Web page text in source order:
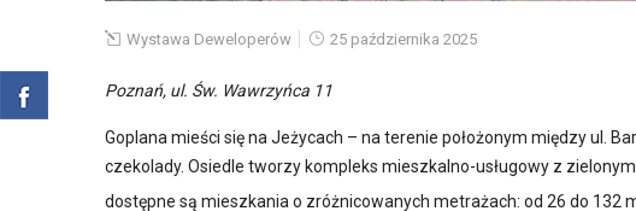
Wystawa Deweloperów 25 października 2025
Poznań, ul. Św. Wawrzyńca 11
Goplana mieści się na Jeżycach – na terenie położonym między ul.
czekolady. Osiedle tworzy kompleks mieszkalno-usługowy z
dostępne są mieszkania o zróżnicowanych metrażach: od 26 do 132